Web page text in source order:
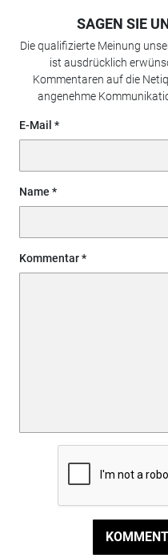
SAGEN SIE
Die qualifizierte Meinung
ist ausdrücklich
Kommentaren auf die
angenehme
E-Mail
Name
Kommentar